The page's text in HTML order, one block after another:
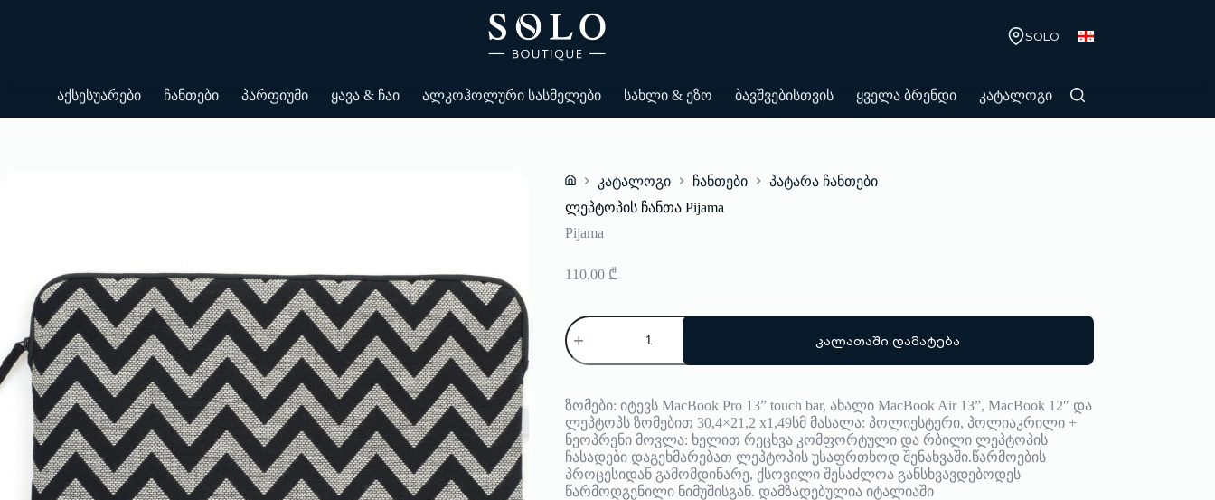
SOLO
აქსესუარები ჩანთები პარფიუმი ყავა & ჩაი ალკოჰოლური სასმელები სახლი & ეზო ბავშვებისთვის ყველა ბრენდი კატალოგი
Home
კატალოგი ჩანთები
პატარა ჩანთები
ლეპტოპის ჩანთა Pijama
Pijama
110,00 ₾
რაოდენობა:
ლეპტოპის
ჩანთა
კალათაში დამატება
ზომები: იტევს MacBook Pro 13” touch bar, ახალი MacBook Air 13”, MacBook 12″ და
ლეპტოპს ზომებით 30,4×21,2 x1,49სმ მასალა: პოლიესტერი, პოლიაკრილი +
ნეოპრენი მოვლა: ხელით რეცხვა კომფორტული და რბილი ლეპტოპის
ჩასადები დაგეხმარებათ ლეპტოპის უსაფრთხოდ შენახვაში.წარმოების
პროცესიდან გამომდინარე, ქსოვილი შესაძლოა განსხვავდებოდეს
წარმოდგენილი ნიმუშისგან. დამზადებულია იტალიაში